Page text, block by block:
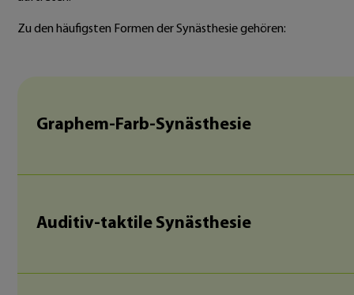
Zu den häufigsten Formen der Synästhesie gehören:
Graphem-Farb-Synästhesie
Auditiv-taktile Synästhesie